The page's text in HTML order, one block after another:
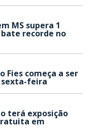
MS supera 1
recorde no
Fies começa a ser
sexta-feira
terá exposição
em